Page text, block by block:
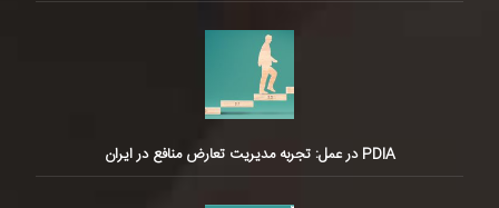
PDIA در عمل: تجربه مدیریت تعارض منافع در ایران